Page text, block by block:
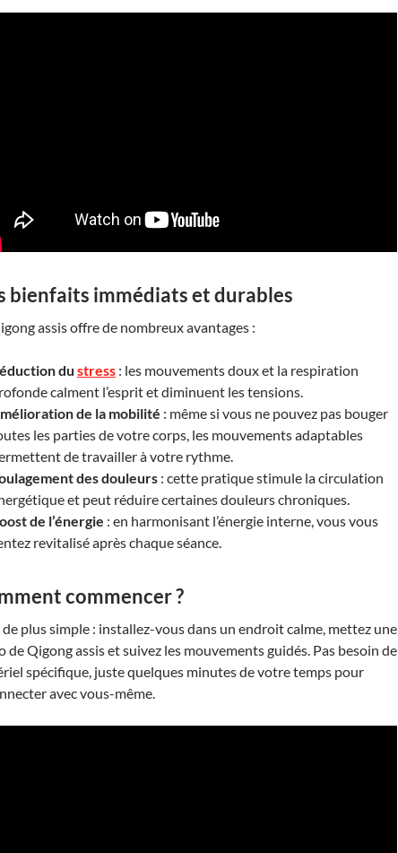
bienfaits immédiats et durables
assis offre de nombreux avantages :
du stress : les mouvements doux et la respiration
calment l’esprit et diminuent les tensions.
de la mobilité : même si vous ne pouvez pas bouger
les parties de votre corps, les mouvements adaptables
de travailler à votre rythme.
des douleurs : cette pratique stimule la circulation
et peut réduire certaines douleurs chroniques.
de l’énergie : en harmonisant l’énergie interne, vous vous
revitalisé après chaque séance.
commencer ?
de plus simple : installez-vous dans un endroit calme, mettez une
de Qigong assis et suivez les mouvements guidés. Pas besoin de
spécifique, juste quelques minutes de votre temps pour
avec vous-même.